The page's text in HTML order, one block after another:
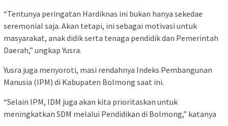
“Tentunya peringatan Hardiknas ini bukan hanya sekedae
seremonial saja. Akan tetapi, ini sebagai motivasi untuk
masyarakat, anak didik serta tenaga pendidik dan Pemerintah
Daerah,” ungkap Yusra.
Yusra juga menyoroti, masi rendahnya Indeks Pembangunan
Manusia (IPM) di Kabupaten Bolmong saat ini.
“Selain IPM, IDM juga akan kita prioritaskan untuk
meningkatkan SDM melalui Pendidikan di Bolmong,” katanya